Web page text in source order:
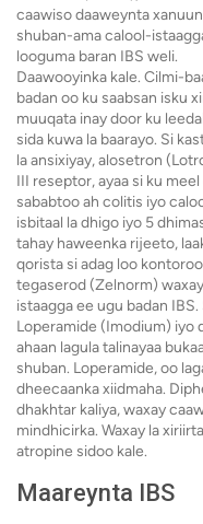
caawiso daaweynta
shuban-ama calool-
looguma baran IBS weli.
Daawooyinka kale. Cilmi-
badan oo ku saabsan isku
muuqata inay door ku
sida kuwa la baarayo. Si
la ansixiyay, alosetron
III reseptor, ayaa si ku
sababtoo ah colitis iyo
isbitaal la dhigo iyo 5
tahay haweenka rijeeto,
qorista si adag loo
tegaserod (Zelnorm)
istaagga ee ugu badan
Loperamide (Imodium) iyo
ahaan lagula talinayaa
shuban. Loperamide, oo
dheecaanka xiidmaha.
dhakhtar kaliya, waxay
mindhicirka. Waxay la
atropine sidoo kale.
Maareynta IBS